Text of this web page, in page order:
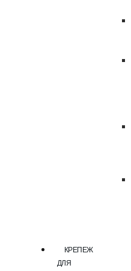
КРЕПЕЖ
ДЛЯ